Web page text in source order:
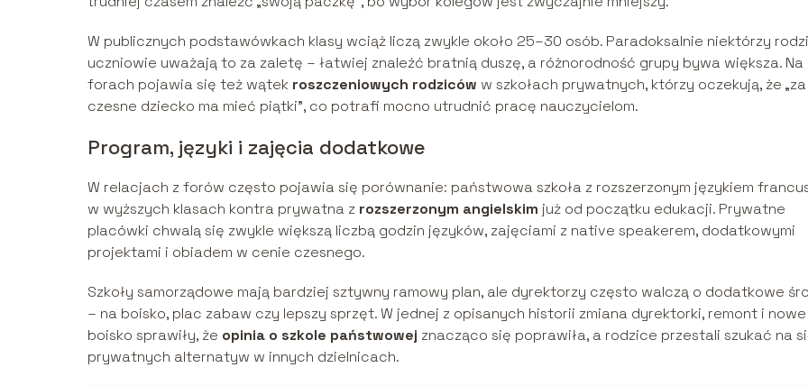
W publicznych podstawówkach klasy wciąż liczą zwykle około 25–30 osób. Paradoksalnie niektórzy
uczniowie uważają to za zaletę – łatwiej znaleźć bratnią duszę, a różnorodność grupy bywa większa. Na
forach pojawia się też wątek roszczeniowych rodziców w szkołach prywatnych, którzy oczekują, że „za
czesne dziecko ma mieć piątki”, co potrafi mocno utrudnić pracę nauczycielom.
Program, języki i zajęcia dodatkowe
W relacjach z forów często pojawia się porównanie: państwowa szkoła z rozszerzonym językiem
w wyższych klasach kontra prywatna z rozszerzonym angielskim już od początku edukacji. Prywatne
placówki chwalą się zwykle większą liczbą godzin języków, zajęciami z native speakerem, dodatkowymi
projektami i obiadem w cenie czesnego.
Szkoły samorządowe mają bardziej sztywny ramowy plan, ale dyrektorzy często walczą o dodatkowe
– na boisko, plac zabaw czy lepszy sprzęt. W jednej z opisanych historii zmiana dyrektorki, remont i nowe
boisko sprawiły, że opinia o szkole państwowej znacząco się poprawiła, a rodzice przestali szukać na
prywatnych alternatyw w innych dzielnicach.